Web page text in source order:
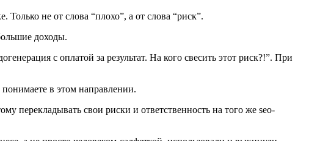
не от слова “плохо”, а от слова “риск”.
доходы.
с оплатой за результат. На кого свесить этот риск?!”. При
в этом направлении.
перекладывать свои риски и ответственность на того же seo-